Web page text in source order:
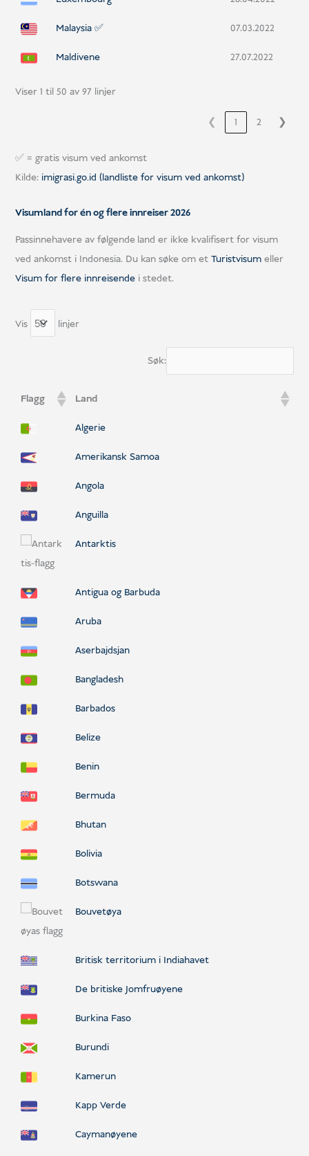
Malaysia ✅ 07.03.2022
Maldivene 27.07.2022
Viser 1 til 50 av 97 linjer
❮ 1 2 ❯
✅ = gratis visum ved ankomst
Kilde: imigrasi.go.id (landliste for visum ved ankomst)
Visumland for én og flere innreiser 2026
Passinnehavere av følgende land er ikke kvalifisert for visum
ved ankomst i Indonesia. Du kan søke om etTuristvisumeller
Visum for flere innreisende i stedet.
Vis linjer
Søk:
Flagg Land
Algerie
Amerikansk Samoa
Angola
Anguilla
Antarktis
Antigua og Barbuda
Aruba
Aserbajdsjan
Bangladesh
Barbados
Belize
Benin
Bermuda
Bhutan
Bolivia
Botswana
Bouvetøya
Britisk territorium i Indiahavet
De britiske Jomfruøyene
Burkina Faso
Burundi
Kamerun
Kapp Verde
Caymanøyene